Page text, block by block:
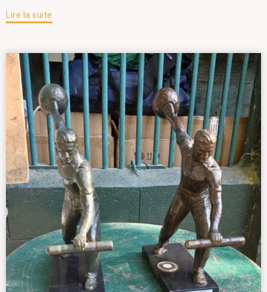
Lire la suite